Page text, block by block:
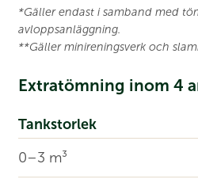
*Gäller endast i samband med
avloppsanläggning.
**Gäller minireningsverk och
Extratömning inom 4
Tankstorlek
0–3 m³